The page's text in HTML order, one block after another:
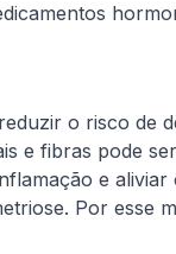
o risco de
e fibras pode
e
Por esse